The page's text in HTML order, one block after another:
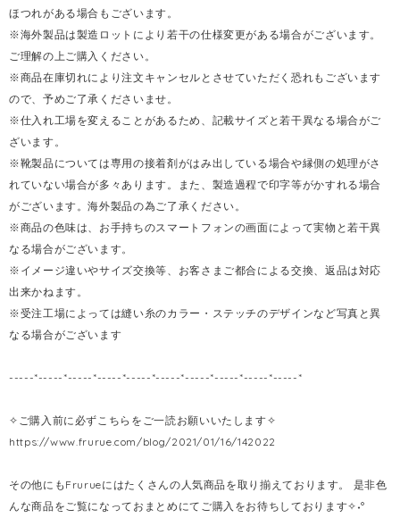
ほつれがある場合もございます。
※海外製品は製造ロットにより若干の仕様変更がある場合がございます。
ご理解の上ご購入ください。
※商品在庫切れにより注文キャンセルとさせていただく恐れもございます
ので、予めご了承くださいませ。
※仕入れ工場を変えることがあるため、記載サイズと若干異なる場合がご
ざいます。
※靴製品については専用の接着剤がはみ出している場合や縁側の処理がさ
れていない場合が多々あります。また、製造過程で印字等がかすれる場合
がございます。海外製品の為ご了承ください。
※商品の色味は、お手持ちのスマートフォンの画面によって実物と若干異
なる場合がございます。
※イメージ違いやサイズ交換等、お客さまご都合による交換、返品は対応
出来かねます。
※受注工場によっては縫い糸のカラー・ステッチのデザインなど写真と異
なる場合がございます
-----*-----*-----*-----*-----*-----*-----*-----*-----*-----*
✧ご購入前に必ずこちらをご一読お願いいたします✧
https://www.frurue.com/blog/2021/01/16/142022
その他にもFrurueにはたくさんの人気商品を取り揃えております。 是非色
んな商品をご覧になっておまとめにてご購入をお待ちしております✧˖°